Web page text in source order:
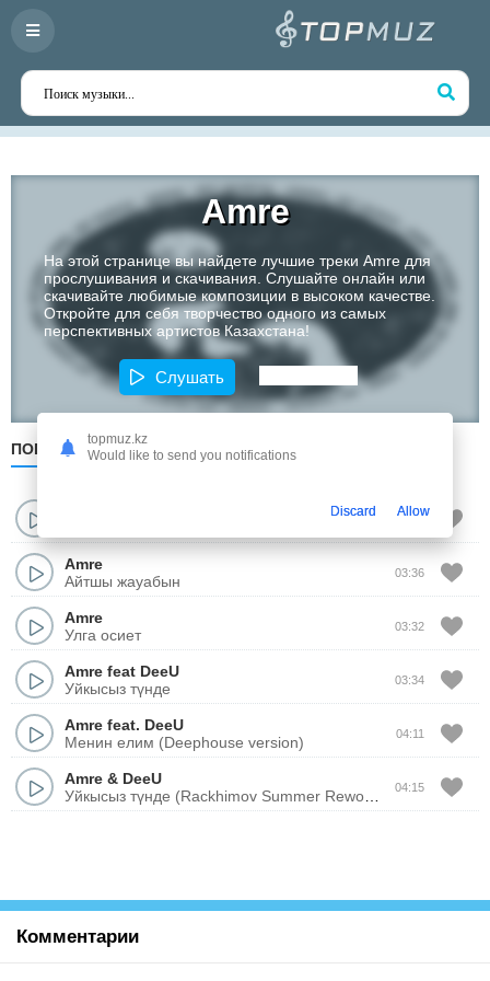
Аmre
На этой странице вы найдете лучшие треки Аmre для
прослушивания и скачивания. Слушайте онлайн или
скачивайте любимые композиции в высоком качестве.
Откройте для себя творчество одного из самых
перспективных артистов Казахстана!
Слушать
ПОПУЛЯРНЫЕ ПО ДАТЕ ПО АЛФАВИТУ
03:56
Аmre
Айтшы жауабын
03:36
Аmre
Улга осиет
03:32
Аmre feat DeeU
Уйкысыз түнде
03:34
Аmre feat. DeeU
Менин елим (Deephouse version)
04:11
Аmre & DeeU
04:15
Комментарии
topmuz.kz
Would like to send you notifications
Discard Allow